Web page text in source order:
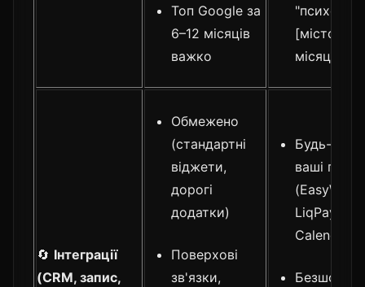
Топ Google за
6–12 місяців
важко
"психолог
[місто]"
місяців
🔄 Інтеграції
(CRM, запис,
Обмежено
(стандартні
віджети,
дорогі
додатки)
Поверхові
зв'язки,
Будь-які
ваші
(EasyWeek,
LiqPay,
Calendar)
Безшовні